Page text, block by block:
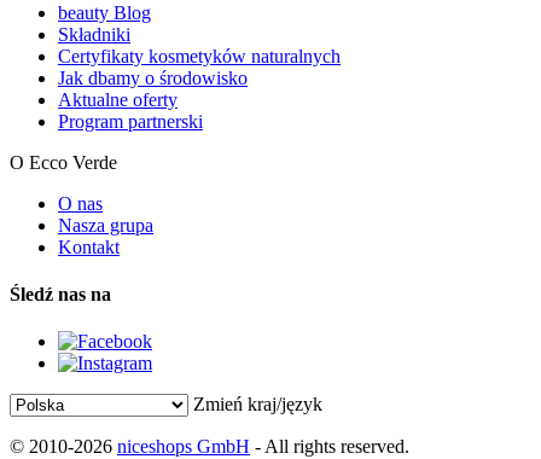
beauty Blog
Składniki
Certyfikaty kosmetyków naturalnych
Jak dbamy o środowisko
Aktualne oferty
Program partnerski
O Ecco Verde
O nas
Nasza grupa
Kontakt
Śledź nas na
Zmień kraj/język
© 2010-2026 niceshops GmbH - All rights reserved.